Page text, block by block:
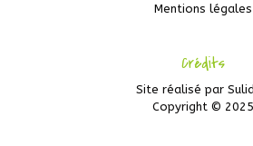
Mentions légales
Crédits
Site réalisé par
Copyright © 2025